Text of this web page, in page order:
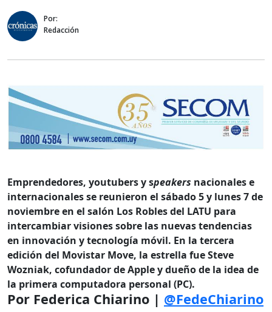
Por:
Redacción
Emprendedores, youtubers y speakers nacionales e
internacionales se reunieron el sábado 5 y lunes 7 de
noviembre en el salón Los Robles del LATU para
intercambiar visiones sobre las nuevas tendencias
en innovación y tecnología móvil. En la tercera
edición del Movistar Move, la estrella fue Steve
Wozniak, cofundador de Apple y dueño de la idea de
la primera computadora personal (PC).
Por Federica Chiarino | @FedeChiarino